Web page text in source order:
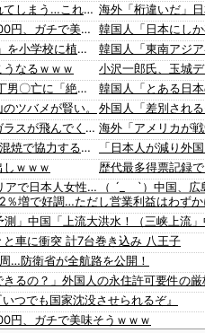
熊さん、人間が勝手に山壊した結果〇されてしまう…これ半分虐〇だろ
【極旨牛鉄板】 吉野家のステーキ定食1500円、ガチで美味そうｗｗｗ
【復讐】 絶対に「植えてはいけない植物」を小学校に植えた→20年経って見に行くと…「！？」衝撃の光景が・・・
なるｗｗｗ
【悲報】 玉川徹さん、警官の発泡での包丁男〇亡に「絶対に〇刑にならない罪なのに警察が〇刑にした！」 → 元警官のマジレスがコチラ → ………
ツバメが賢い。
【動画】高速道路を走行中の車からリアガラスが飛んでくる事故(ﾟoﾟ)
韓国政府「3年前に石炭火発のアンモニア混焼で協力するっていったけどあれ取りやめな。政権変わったし」……韓国とまともな協力ができない理由、これなんですよね
ｗｗｗ
入国拒否の半数が日本人!? 「オーストラリアで日本人女性が売春」
韓国人「株でお金を失ったのはイ・ジェミョンのせいだ！」として支持率が右肩下がりに……まあ、本当にその側面があるので救えないんですが
【動画】ロシアの空挺兵、パラシュートが開かずに墜落してしまう。
【移民政策反対】イオンの売り場で唐揚げを食う中国人の子供
【炎上】藤沢市「モスク建設と土葬も許可します」→3万人の反対署名も却下
【知ってた？】カナダ発ウェアブランド、lululemonが日本でオープン→店名は日本差別からできた？
イスラム指導者が授業!? 憲法違反だと批判〇到【さくらの解説】
91歳女性の遺体を遺棄したベトナム国籍の男が逮捕されました #移民 #外国人
増で好調…ただし営業利益はわずか
」中国「上流大洪水！（三峡上
車に衝突 計7台巻き込み 八王子
…防衛省が全航路を公開！
るの？」外国人の永住許可要件の
つでも国家沈没させられるぞ』
円、ガチで美味そうｗｗｗ